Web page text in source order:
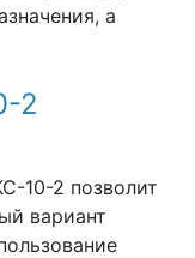
а
2
10-2 позволит
вариант